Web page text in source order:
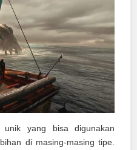
yang bisa digunakan
di masing-masing tipe.